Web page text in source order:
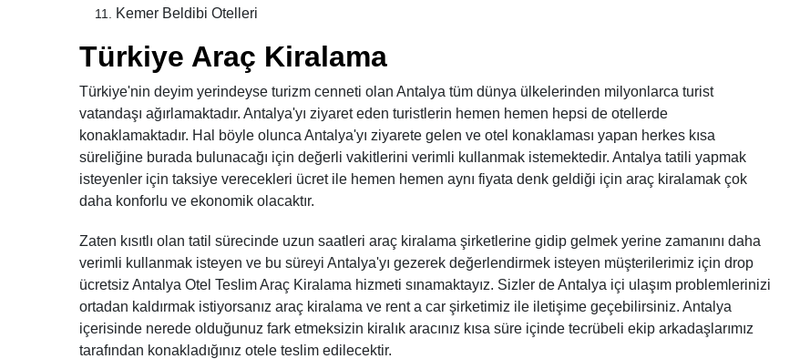
Kemer Beldibi Otelleri
Türkiye Araç Kiralama
Türkiye'nin deyim yerindeyse turizm cenneti olan Antalya tüm dünya ülkelerinden milyonlarca turist
vatandaşı ağırlamaktadır. Antalya'yı ziyaret eden turistlerin hemen hemen hepsi de otellerde
konaklamaktadır. Hal böyle olunca Antalya'yı ziyarete gelen ve otel konaklaması yapan herkes kısa
süreliğine burada bulunacağı için değerli vakitlerini verimli kullanmak istemektedir. Antalya tatili yapmak
isteyenler için taksiye verecekleri ücret ile hemen hemen aynı fiyata denk geldiği için araç kiralamak çok
daha konforlu ve ekonomik olacaktır.
Zaten kısıtlı olan tatil sürecinde uzun saatleri araç kiralama şirketlerine gidip gelmek yerine zamanını daha
verimli kullanmak isteyen ve bu süreyi Antalya'yı gezerek değerlendirmek isteyen müşterilerimiz için drop
ücretsiz Antalya Otel Teslim Araç Kiralama hizmeti sınamaktayız. Sizler de Antalya içi ulaşım problemlerinizi
ortadan kaldırmak istiyorsanız araç kiralama ve rent a car şirketimiz ile iletişime geçebilirsiniz. Antalya
içerisinde nerede olduğunuz fark etmeksizin kiralık aracınız kısa süre içinde tecrübeli ekip arkadaşlarımız
tarafından konakladığınız otele teslim edilecektir.